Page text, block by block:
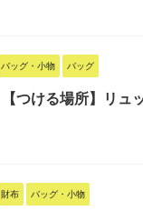
バッグ・小物 バッグ
【つける場所】リ
財布 バッグ・小物